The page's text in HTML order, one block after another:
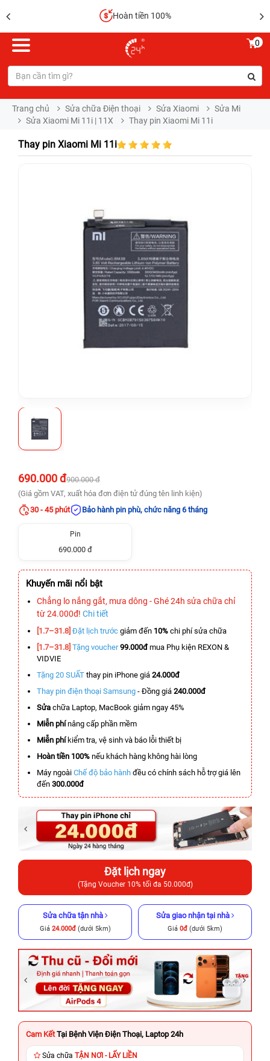
Hoàn tiền 100%
0
Trang chủ Sửa chữa Điện thoại Sửa Xiaomi
Sửa Mi
Sửa Xiaomi Mi 11i | 11X
Thay pin Xiaomi Mi 11i
Thay pin Xiaomi Mi 11i
690.000 đ900.000 đ
(Giá gồm VAT, xuất hóa đơn điện tử đúng tên linh kiện)
30 - 45 phút
Bảo hành pin phù, chức năng 6 tháng
Pin
690.000 đ
Khuyến mãi nổi bật
Chẳng lo nắng gắt, mưa dông - Ghé 24h sửa chữa chỉ
từ 24.000đ! Chi tiết
[1.7–31.8] Đặt lịch trước giảm đến 10% chi phí sửa chữa
[1.7–31.8] Tặng voucher 99.000đmua Phụ kiện REXON &
VIDVIE
Tặng 20 SUẤT thay pin iPhone giá 24.000đ
Thay pin điện thoại Samsung - Đồng giá 240.000đ
Sửa chữa Laptop, MacBook giảm ngay 45%
Miễn phínâng cấp phần mềm
Miễn phíkiểm tra, vệ sinh và báo lỗi thiết bị
Hoàn tiền 100% nếu khách hàng không hài lòng
Máy ngoài Chế độ bảo hành đều có chính sách hỗ trợ giá lên
đến 300.000đ
Đặt lịch ngay
(Tặng Voucher 10% tối đa 50.000đ)
Sửa chữa tận nhà
Giá 24.000đ(dưới 5km)
Sửa giao nhận tại nhà
Giá 0đ (dưới 5km)
Cam Kết Tại Bệnh Viện Điện Thoại, Laptop 24h
Sửa chữa TẬN NƠI - LẤY LIỀN